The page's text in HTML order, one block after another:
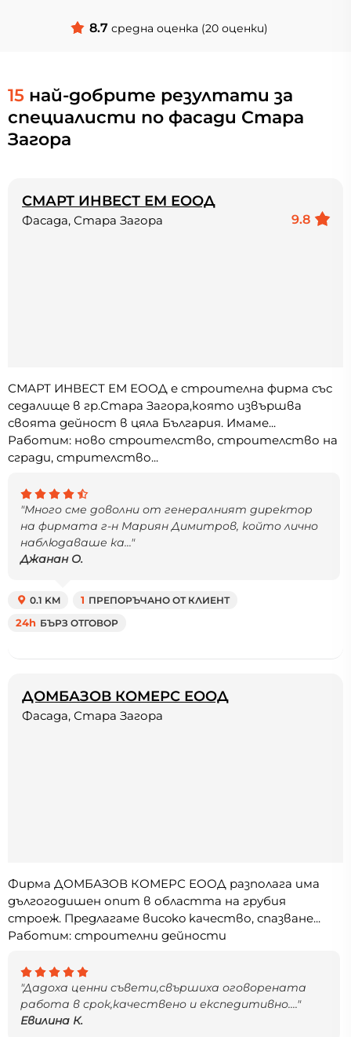
8.7средна оценка (20 оценки)
15 най-добрите резултати за
специалисти по фасади Стара
Загора
СМАРТ ИНВЕСТ ЕМ ЕООД
9.8
Фасада, Стара Загора
СМАРТ ИНВЕСТ ЕМ ЕООД е строителна фирма със
седалище в гр.Стара Загора,която извършва
своята дейност в цяла България. Имаме...
Работим: ново строителство, строителство на
сгради, стрителство...
"Много сме доволни от генералният директор
на фирмата г-н Мариян Димитров, който лично
наблюдаваше ка..."
Джанан О.
0.1 KM 1 ПРЕПОРЪЧАНО ОТ КЛИЕНТ
24h БЪРЗ ОТГОВОР
ДОМБАЗОВ КОМЕРС ЕООД
Фасада, Стара Загора
Фирма ДОМБАЗОВ КОМЕРС ЕООД разполага има
дългогодишен опит в областта на грубия
строеж. Преgлагаме вucoko kaчество, спазване...
Работим: строителни дейности
"Дадоха ценни съвети,свършиха оговорената
работа в срок,качествено и експедитивно...."
Евилина К.